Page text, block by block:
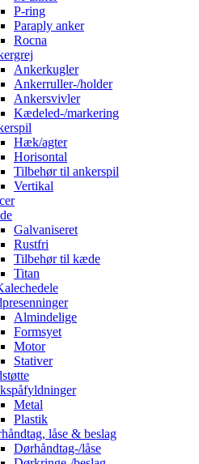
P-ring
Paraply anker
Rocna
Ankerkugler
Ankerruller-/holder
Ankersvivler
Kædeled-/markering
Hæk/agter
Horisontal
Tilbehør til ankerspil
Vertikal
Galvaniseret
Rustfri
Tilbehør til kæde
Titan
Almindelige
Formsyet
Motor
Stativer
Metal
Plastik
låse & beslag
Dørhåndtag-/låse